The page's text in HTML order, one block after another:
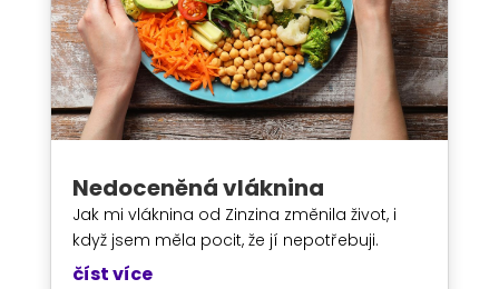
Nedoceněná vláknina
Jak mi vláknina od Zinzina změnila život, i
když jsem měla pocit, že jí nepotřebuji.
číst více